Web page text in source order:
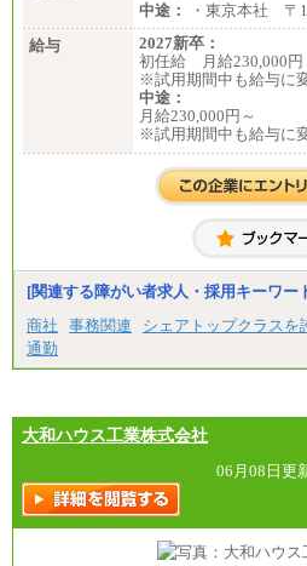
中途：
・東京本社 〒
給与
2027新卒：
初任給 月給230,000円
※試用期間中も給与に
中途：
月給230,000円～
※試用期間中も給与に
[関連する障がい者求人・採用キーワー
商社
事務関連 シェアトップクラスを
通勤
大和ハウス工業株式会社
06月08日更